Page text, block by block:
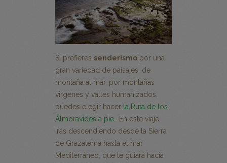
Si prefieres senderismo por una
gran variedad de paisajes, de
montaña al mar, por montañas
virgenes y valles humanizados,
puedes elegir hacer la Ruta de los
Álmoravides a pie.
. En este viaje
irás descendiendo desde la Sierra
de Grazalema hasta el mar
Mediterráneo, que te guiará hacia